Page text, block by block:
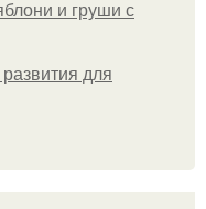
и груши с
для